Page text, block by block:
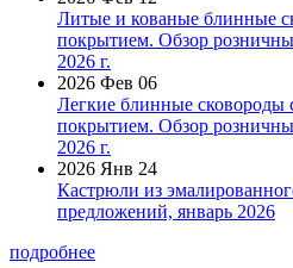
Литые и кованые блинные
покрытием. Обзор
2026 г.
2026 Фев 06
Легкие блинные сковороды
покрытием. Обзор
2026 г.
2026 Янв 24
Кастрюли из
предложений, январь 2026
подробнее